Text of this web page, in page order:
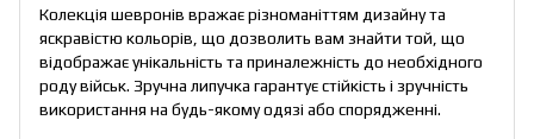
Колекція шевронів вражає різноманіттям дизайну та
яскравістю кольорів, що дозволить вам знайти той, що
відображає унікальність та приналежність до необхідного
роду військ. Зручна липучка гарантує стійкість і зручність
використання на будь-якому одязі або спорядженні.